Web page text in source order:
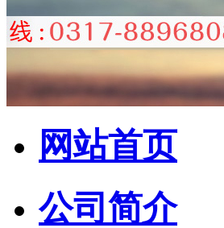
网站首页
公司简介